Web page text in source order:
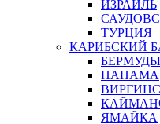
ИЗРАИЛЬ
ТУРЦИЯ
КАРИБСКИЙ
БЕРМУДЫ
ПАНАМА
ЯМАЙКА